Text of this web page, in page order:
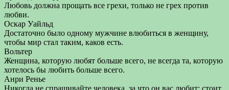
Любовь должна прощать все грехи, только не грех против
любви.
Оскар Уайльд
Достаточно было одному мужчине влюбиться в женщину,
чтобы мир стал таким, каков есть.
Вольтер
Женщина, которую любят больше всего, не всегда та, которую
хотелось бы любить больше всего.
Анри Ренье
Никогда не спрашивайте человека, за что он вас любит: стоит